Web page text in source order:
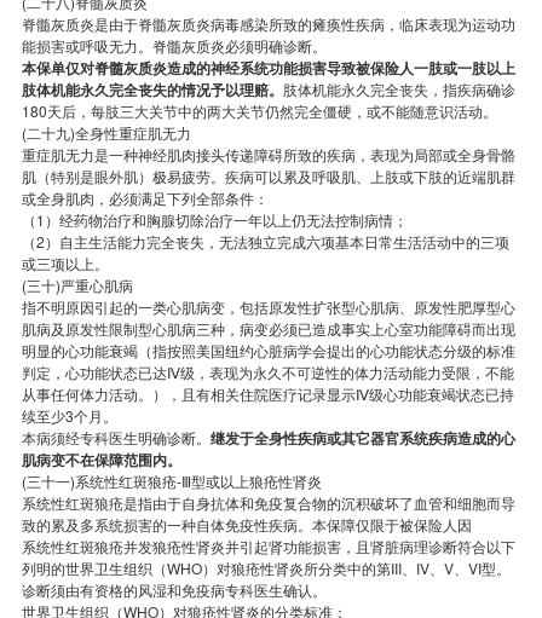
脊髓灰质炎是由于脊髓灰质炎病毒感染所致的瘫痪性疾病，临床表现为运动功
能损害或呼吸无力。脊髓灰质炎必须明确诊断。
本保单仅对脊髓灰质炎造成的神经系统功能损害导致被保险人一肢或一肢以上
肢体机能永久完全丧失的情况予以理赔。 肢体机能永久完全丧失，指疾病确诊
180天后，每肢三大关节中的两大关节仍然完全僵硬，或不能随意识活动。
(二十九)全身性重症肌无力
重症肌无力是一种神经肌肉接头传递障碍所致的疾病，表现为局部或全身骨骼
肌（特别是眼外肌）极易疲劳。疾病可以累及呼吸肌、上肢或下肢的近端肌群
或全身肌肉，必须满足下列全部条件：
（1）经药物治疗和胸腺切除治疗一年以上仍无法控制病情；
（2）自主生活能力完全丧失，无法独立完成六项基本日常生活活动中的三项
或三项以上。
(三十)严重心肌病
指不明原因引起的一类心肌病变，包括原发性扩张型心肌病、原发性肥厚型心
肌病及原发性限制型心肌病三种，病变必须已造成事实上心室功能障碍而出现
明显的心功能衰竭（指按照美国纽约心脏病学会提出的心功能状态分级的标准
判定，心功能状态已达Ⅳ级，表现为永久不可逆性的体力活动能力受限，不能
从事任何体力活动。），且有相关住院医疗记录显示Ⅳ级心功能衰竭状态已持
续至少3个月。
本病须经专科医生明确诊断。 继发于全身性疾病或其它器官系统疾病造成的心
肌病变不在保障范围内。
(三十一)系统性红斑狼疮-Ⅲ型或以上狼疮性肾炎
系统性红斑狼疮是指由于自身抗体和免疫复合物的沉积破坏了血管和细胞而导
致的累及多系统损害的一种自体免疫性疾病。本保障仅限于被保险人因
系统性红斑狼疮并发狼疮性肾炎并引起肾功能损害，且肾脏病理诊断符合以下
列明的世界卫生组织（WHO）对狼疮性肾炎所分类中的第III、IV、V、VI型。
诊断须由有资格的风湿和免疫病专科医生确认。
世界卫生组织（WHO）对狼疮性肾炎的分类标准：